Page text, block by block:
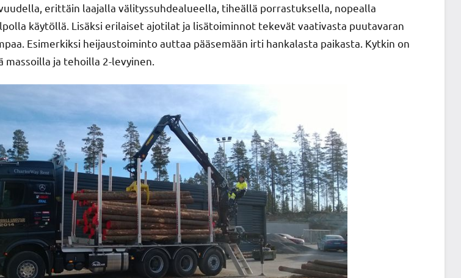
erittäin laajalla välityssuhdealueella, tiheällä porrastuksella, nopealla
käytöllä. Lisäksi erilaiset ajotilat ja lisätoiminnot tekevät vaativasta puutavaran
Esimerkiksi heijaustoiminto auttaa pääsemään irti hankalasta paikasta. Kytkin on
massoilla ja tehoilla 2-levyinen.